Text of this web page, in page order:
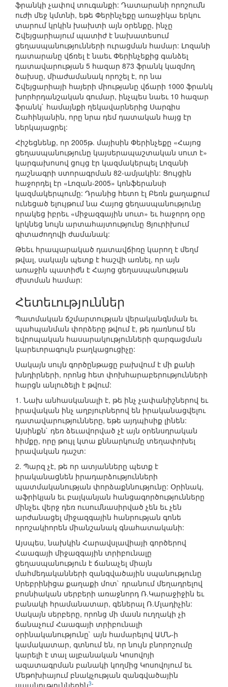
ֆրանկի չափով տուգանքի: Դատարանի որոշումն
ուժի մեջ կմտնի, եթե Փերինչեքը առաջիկա երկու
տարում կրկին խախտի այն օրենքը, ինչը
Շվեյցարիայում պատիժ է նախատեսում
ցեղասպանությունների ուրացման համար: Լոզանի
դատարանը վճռել է նաեւ Փերինչեքից գանձել
դատավարության 5 հազար 873 ֆրանկ կազմող
ծախսը, միաժամանակ որոշել է, որ նա
Շվեյցարիայի հայերի միությանը վճարի 1000 ֆրանկ
խորհրդանշական գումար, ինչպես նաեւ 10 հազար
ֆրանկ` համայնքի ղեկավարներից Սարգիս
Շահինյանին, որը նրա դեմ դատական հայց էր
ներկայացրել:
Հիշեցնենք, որ 2005թ. մայիսին Փերինչեքը «Հայոց
ցեղասպանությունը կայսերապաշտական սուտ է»
կարգախոսով ցույց էր կազմակերպել Լոզանի
դաշնագրի ստորագրման 82-ամյակին: Ցույցին
հաջորդել էր «Լոզան-2005» կոնֆերանսի
կազմակերպումը: Դրանից հետո էլ Բեռն քաղաքում
ունեցած ելույթում նա Հայոց ցեղասպանությունը
որակեց իբրեւ «միջազգային սուտ» եւ հաջորդ օրը
կրկնեց նույն արտահայտությունը Ցյուրիխում
գիտաժողովի ժամանակ:
Թեեւ հրապարակած դատավճիռը կարող է մեղմ
թվալ, սակայն պետք է հաշվի առնել, որ այն
առաջին պատիժն է Հայոց ցեղասպանության
ժխտման համար:
Հետեւություններ
Պատմական ճշմարտության վերականգնման եւ
պահպանման փորձերը թվում է, թե դառնում են
եվրոպական հասարակությունների զարգացման
կարեւորագույն բաղկացուցիչը:
Սակայն սույն գործընթացը բախվում է մի քանի
խնդիրների, որոնց հետ փոխհարաբերությունների
հարցն անլուծելի է թվում:
1. Նախ անհասկանալի է, թե ինչ չափանիշներով եւ
իրավական ինչ աղբյուրներով են իրականացվելու
դատավարությունները, եթե այդպիսիք լինեն:
Այսինքն` դեռ ձեւավորված չէ այն օրենսդրական
հիմքը, որը թույլ կտա քննարկումը տեղափոխել
իրավական դաշտ:
2. Պարզ չէ, թե որ ատյանները պետք է
իրականացնեն իրադարձությունների
պատմականության փորձաքննությունը: Օրինակ,
աֆրիկյան եւ բալկանյան հանցագործությունները
մինչեւ վերջ դեռ ուսումնասիրված չեն եւ չեն
արժանացել միջազգային հանրության գոնե
որոշակիորեն միանշանակ գնահատականի:
Այսպես, նախկին Հարավսլավիայի գործերով
Հաագայի միջազգային տրիբունալը
ցեղասպանություն է ճանաչել միայն
մահմեդականների զանգվածային սպանությունը
Սրեբրինիցա քաղաքի մոտ` դրանում մեղադրելով
բոսնիական սերբերի առաջնորդ Ռ.Կարաջիջին եւ
բանակի հրամանատար, գեներալ Ռ.Մլադիչին:
Սակայն սերբերը, որոնց մի մասն ուղղակի չի
ճանաչում Հաագայի տրիբունալի
օրինականությունը` այն համարելով ԱՄՆ-ի
կամակատար, գտնում են, որ նույն բնորոշումը
կարելի է տալ ալբանական Կոսովոյի
ազատագրման բանակի կողմից Կոսովոյում եւ
Մեթոխիայում բնակչության զանգվածային
3